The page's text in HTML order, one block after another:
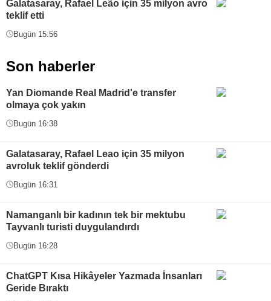
Galatasaray, Rafael Leão için 35 milyon avro
teklif etti
Bugün 15:56
Son haberler
Yan Diomande Real Madrid'e transfer
olmaya çok yakın
Bugün 16:38
Galatasaray, Rafael Leao için 35 milyon
avroluk teklif gönderdi
Bugün 16:31
Namanganlı bir kadının tek bir mektubu
Tayvanlı turisti duygulandırdı
Bugün 16:28
ChatGPT Kısa Hikâyeler Yazmada İnsanları
Geride Bıraktı